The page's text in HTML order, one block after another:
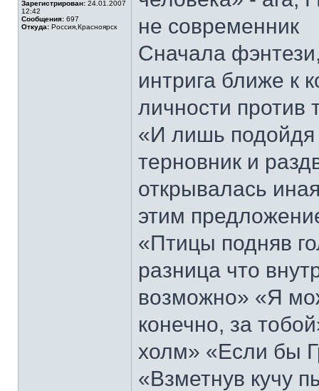
Зарегистрирован: 24.01.2007
12:42
Сообщения: 697
Откуда: Россия,Красноярск
не современник
Сначала
интрига ближе к
личности против
«И лишь подойдя
терновник и
открывалась
этим
«Птицы подняв
разница что
возможно» «Я
конечно, за
холм» «Если бы
«Взметнув кучу